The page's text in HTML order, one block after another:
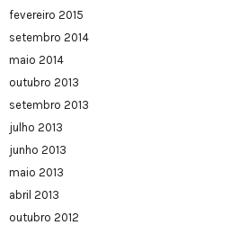
fevereiro 2015
setembro 2014
maio 2014
outubro 2013
setembro 2013
julho 2013
junho 2013
maio 2013
abril 2013
outubro 2012